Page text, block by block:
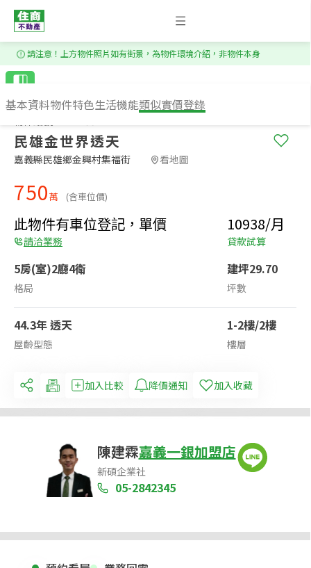
基本資料物件特色生活機能類似實價登錄
請注意！上方物件照片如有街景，為物件環境介紹，非物件本身
民雄金世界透天
嘉義縣民雄鄉金興村集福街​ 看地圖
750萬 (含車位價)
此物件有車位登記，單價
請洽業務
10938/月
貸款試算
5房(室)2廳4衛
格局
建坪29.70
坪數
44.3年 透天
屋齡型態
1-2樓/2樓
樓層
加入比較 降價通知 加入收藏
陳建霖嘉義一銀加盟店
新碩企業社
05-2842345